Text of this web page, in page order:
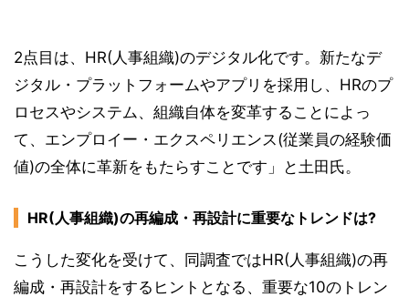
2点目は、HR(人事組織)のデジタル化です。新たなデ
ジタル・プラットフォームやアプリを採用し、HRのプ
ロセスやシステム、組織自体を変革することによっ
て、エンプロイー・エクスペリエンス(従業員の経験価
値)の全体に革新をもたらすことです」と土田氏。
HR(人事組織)の再編成・再設計に重要なトレンドは?
こうした変化を受けて、同調査ではHR(人事組織)の再
編成・再設計をするヒントとなる、重要な10のトレン